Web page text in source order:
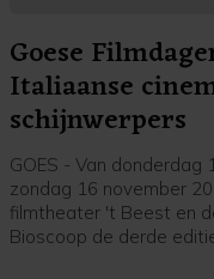
Goese
Italiaanse
schijnwerpers
GOES - Van donderdag
zondag 16 november
filmtheater 't Beest en
Bioscoop de derde